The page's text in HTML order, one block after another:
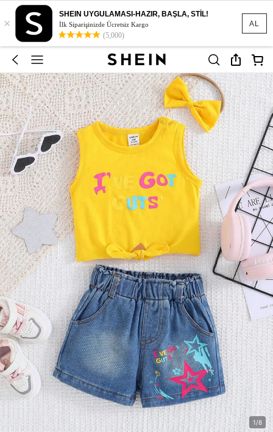
AL
×
SHEIN UYGULAMASI-HAZIR, BAŞLA, STİL!
İlk Siparişinizde Ücretsiz Kargo
(5,000)
1/8